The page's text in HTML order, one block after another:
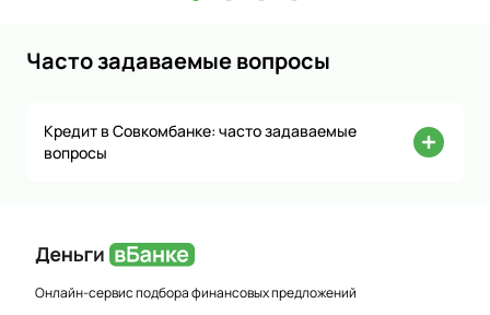
Часто задаваемые вопросы
Кредит в Совкомбанке: часто задаваемые
вопросы
Онлайн-сервис подбора финансовых предложений